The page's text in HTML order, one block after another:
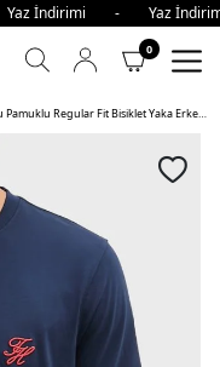
İndirimi - Yaz
0
Tommy Hilfiger Logolu Pamuklu Regular Fit Bisiklet Yaka Erkek T Shirt DCC